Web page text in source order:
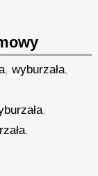
,wyburzała,
,
,